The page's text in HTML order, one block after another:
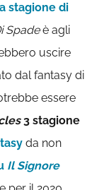
stagione di
Spadeè agli
uscire
dal fantasy di
essere
3 stagione
da non
Il Signore